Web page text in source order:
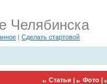
Челябинска
| Сделать стартовой
Статьи | Фото |